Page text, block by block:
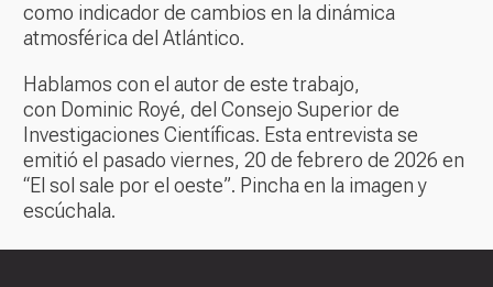
como indicador de cambios en la dinámica
atmosférica del Atlántico.
Hablamos con el autor de este trabajo,
con Dominic Royé, del Consejo Superior de
Investigaciones Científicas. Esta entrevista se
emitió el pasado viernes, 20 de febrero de 2026 en
“El sol sale por el oeste”. Pincha en la imagen y
escúchala.